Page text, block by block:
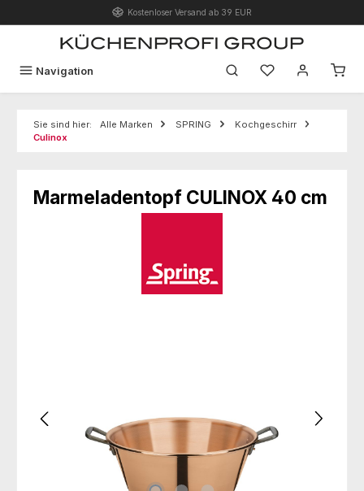
Zum Hauptinhalt springenKostenloser Versand ab 39 EUR
Navigation Du hast 0
Sie sind hier: Alle Marken SPRING
Kochgeschirr
Culinox
Marmeladentopf CULINOX 40 cm